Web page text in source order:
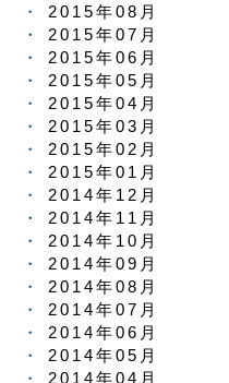
2015年08月
2015年07月
2015年06月
2015年05月
2015年04月
2015年03月
2015年02月
2015年01月
2014年12月
2014年11月
2014年10月
2014年09月
2014年08月
2014年07月
2014年06月
2014年05月
2014年04月